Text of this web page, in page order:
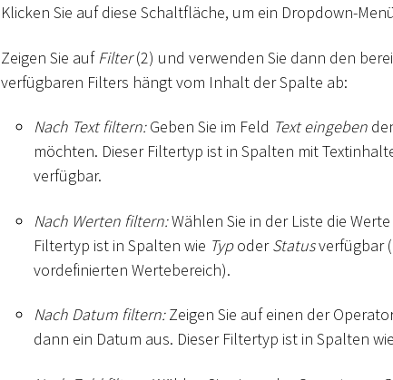
Klicken Sie auf diese Schaltfläche, um ein Dropdown-
Zeigen Sie aufFilter(2) und verwenden Sie dann den
verfügbaren Filters hängt vom Inhalt der Spalte ab:
Nach Text filtern:Geben Sie im Feld Text eingeben
möchten. Dieser Filtertyp ist in Spalten mit
verfügbar.
Nach Werten filtern:Wählen Sie in der Liste die
Filtertyp ist in Spalten wie TypoderStatusverfügbar
vordefinierten Wertebereich).
Nach Datum filtern:Zeigen Sie auf einen der
dann ein Datum aus. Dieser Filtertyp ist in Spalten wie